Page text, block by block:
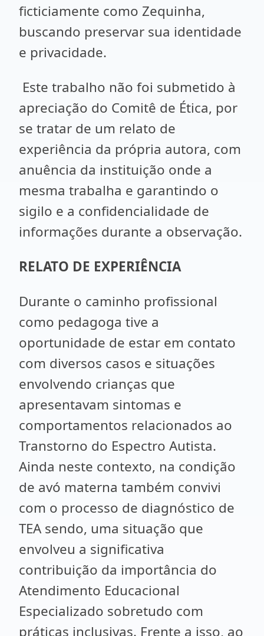
ficticiamente como Zequinha,
buscando preservar sua identidade
e privacidade.
Este trabalho não foi submetido à
apreciação do Comitê de Ética, por
se tratar de um relato de
experiência da própria autora, com
anuência da instituição onde a
mesma trabalha e garantindo o
sigilo e a confidencialidade de
informações durante a observação.
RELATO DE EXPERIÊNCIA
Durante o caminho profissional
como pedagoga tive a
oportunidade de estar em contato
com diversos casos e situações
envolvendo crianças que
apresentavam sintomas e
comportamentos relacionados ao
Transtorno do Espectro Autista.
Ainda neste contexto, na condição
de avó materna também convivi
com o processo de diagnóstico de
TEA sendo, uma situação que
envolveu a significativa
contribuição da importância do
Atendimento Educacional
Especializado sobretudo com
práticas inclusivas. Frente a isso, ao